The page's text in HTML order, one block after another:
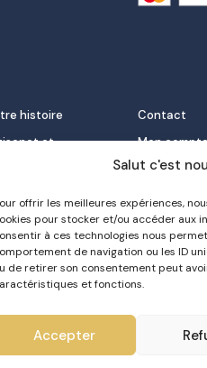
Salut c'est
offrir les meilleures expériences,
pour stocker et/ou accéder aux
à ces technologies nous
de navigation ou les ID
de retirer son consentement peut
et fonctions.
Accepter
histoire
et
fine et
à emporter
pastel de nata
Contact
Mon
FAQ
Livraison
Politique
CGV